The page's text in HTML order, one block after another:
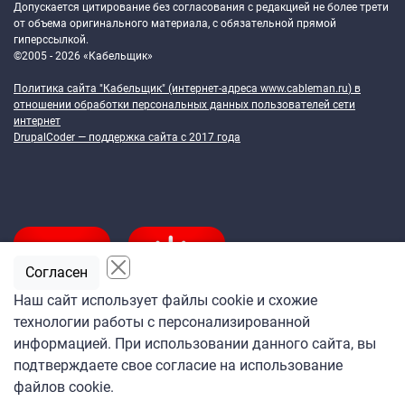
Допускается цитирование без согласования с редакцией не более трети
от объема оригинального материала, с обязательной прямой
гиперссылкой.
©2005 - 2026 «Кабельщик»
Политика сайта "Кабельщик" (интернет-адреса www.cableman.ru) в
отношении обработки персональных данных пользователей сети
интернет
DrupalCoder — поддержка сайта c 2017 года
Подпишитесь
на ежедневную рассылку
«Кабельщика»
Наш сайт использует файлы cookie и схожие
технологии работы с персонализированной
информацией. При использовании данного сайта, вы
подтверждаете свое согласие на использование
файлов cookie.
Согласен